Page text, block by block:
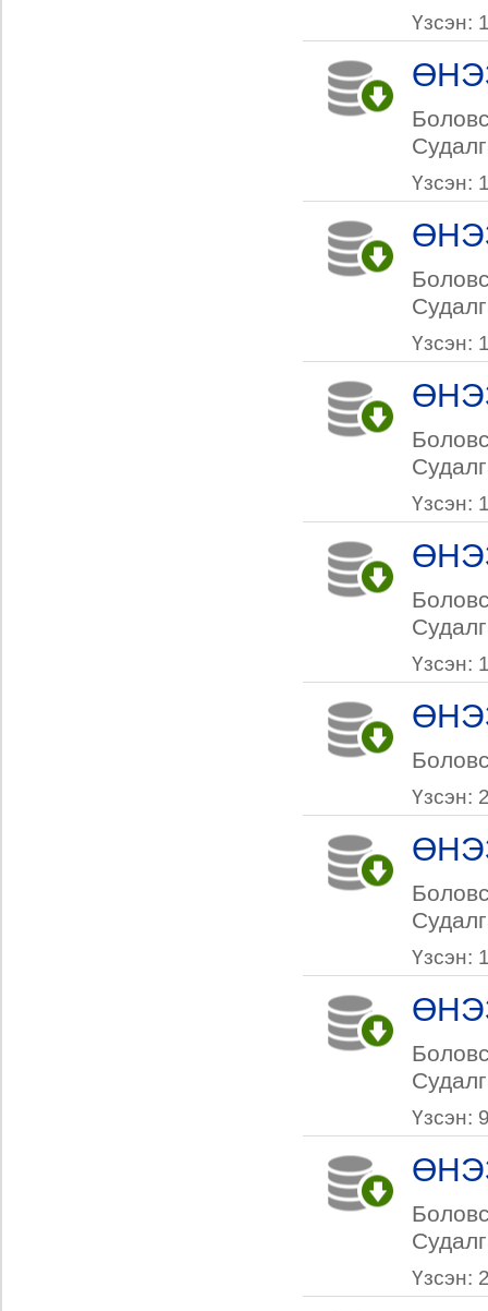
Үзсэн:
Үзсэн:
Үзсэн:
Үзсэн:
Үзсэн:
Үзсэн:
Үзсэн:
Үзсэн:
Үзсэн: